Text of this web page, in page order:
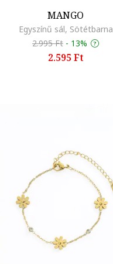
MANGO
Egyszínű sál, Sötétbarna
2.995 Ft - 13%
2.595 Ft